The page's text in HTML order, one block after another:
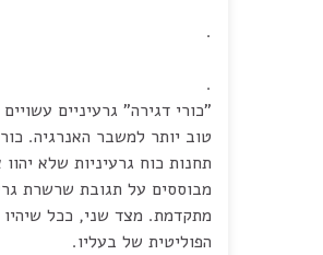
.
.
"כורי דגירה" גרעיניים
טוב יותר למשבר האנרגיה.
תחנות כוח גרעיניות שלא
מבוססים על תגובת שרשרת גרעינית בפלוטוניום
מתקדמת. מצד שני, ככל שיהיו
הפוליטית של בעליו.